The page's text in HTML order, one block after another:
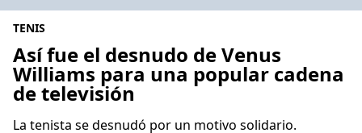
TENIS
Así fue el desnudo de Venus
Williams para una popular cadena
de televisión
La tenista se desnudó por un motivo solidario.